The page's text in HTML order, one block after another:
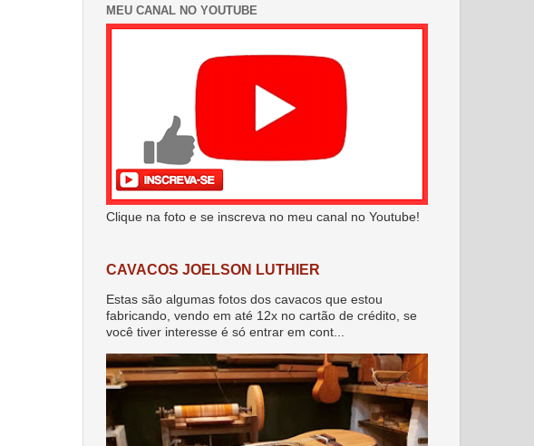
MEU CANAL NO YOUTUBE
Clique na foto e se inscreva no meu canal no Youtube!
CAVACOS JOELSON LUTHIER
Estas são algumas fotos dos cavacos que estou
fabricando, vendo em até 12x no cartão de crédito, se
você tiver interesse é só entrar em cont...